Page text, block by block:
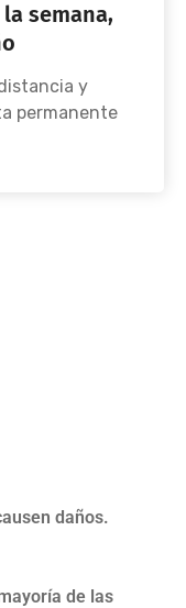
semana,
y
permanente
daños.
de las